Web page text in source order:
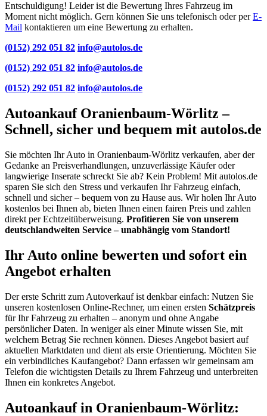
Entschuldigung! Leider ist die Bewertung Ihres Fahrzeug im
Moment nicht möglich. Gern können Sie uns telefonisch oder perE-
Mail kontaktieren um eine Bewertung zu erhalten.
(0152) 292 051 82 info@autolos.de
(0152) 292 051 82 info@autolos.de
(0152) 292 051 82 info@autolos.de
Autoankauf Oranienbaum-Wörlitz –
Schnell, sicher und bequem mit autolos.de
Sie möchten Ihr Auto in Oranienbaum-Wörlitz verkaufen, aber der
Gedanke an Preisverhandlungen, unzuverlässige Käufer oder
langwierige Inserate schreckt Sie ab? Kein Problem! Mit autolos.de
sparen Sie sich den Stress und verkaufen Ihr Fahrzeug einfach,
schnell und sicher – bequem von zu Hause aus. Wir holen Ihr Auto
kostenlos bei Ihnen ab, bieten Ihnen einen fairen Preis und zahlen
direkt per Echtzeitüberweisung. Profitieren Sie von unserem
deutschlandweiten Service – unabhängig vom Standort!
Ihr Auto online bewerten und sofort ein
Angebot erhalten
Der erste Schritt zum Autoverkauf ist denkbar einfach: Nutzen Sie
unseren kostenlosen Online-Rechner, um einen ersten Schätzpreis
für Ihr Fahrzeug zu erhalten – anonym und ohne Angabe
persönlicher Daten. In weniger als einer Minute wissen Sie, mit
welchem Betrag Sie rechnen können. Dieses Angebot basiert auf
aktuellen Marktdaten und dient als erste Orientierung. Möchten Sie
ein verbindliches Kaufangebot? Dann erfassen wir gemeinsam am
Telefon die wichtigsten Details zu Ihrem Fahrzeug und unterbreiten
Ihnen ein konkretes Angebot.
Autoankauf in Oranienbaum-Wörlitz: